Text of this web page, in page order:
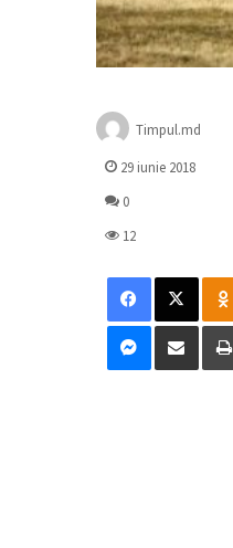
Timpul.md
29 iunie 2018
0
12
Facebook
X
Messenger
Distribuie prin mail